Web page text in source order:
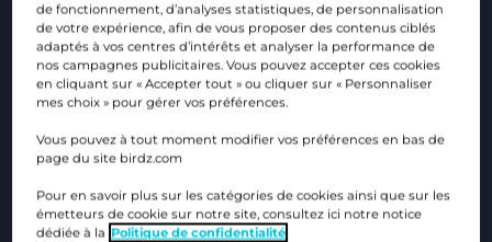
CORPORATE EAU
ENVIRONNEMENT
SMART BUILDING
de fonctionnement, d’analyses statistiques, de personnalisation
de votre expérience, afin de vous proposer des contenus ciblés
adaptés à vos centres d’intérêts et analyser la performance de
nos campagnes publicitaires. Vous pouvez accepter ces cookies
en cliquant sur « Accepter tout » ou cliquer sur « Personnaliser
mes choix » pour gérer vos préférences.
Vous pouvez à tout moment modifier vos préférences en bas de
page du site birdz.com
Pour en savoir plus sur les catégories de cookies ainsi que sur les
émetteurs de cookie sur notre site, consultez ici notre notice
dédiée à la Politique de confidentialité